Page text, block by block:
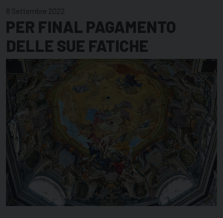
8 Settembre 2022
PER FINAL PAGAMENTO
DELLE SUE FATICHE